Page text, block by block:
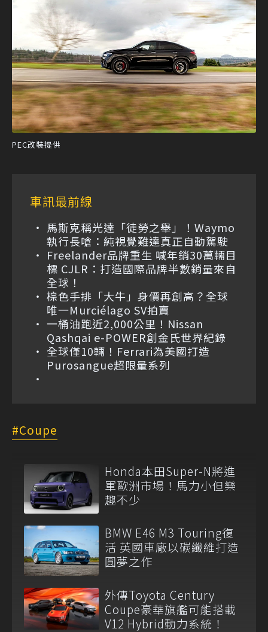
PEC改裝提供
車訊最前線
馬斯克稱光達「徒勞之舉」！Waymo
執行長嗆：純視覺難達真正自動駕駛
Freelander品牌重生 喊年銷30萬輛目
標 CJLR：打造國際品牌半數銷量來自
全球！
棕色手排「大牛」身價再創高？全球
唯一Murciélago SV拍賣
一桶油跑近2,000公里！Nissan
Qashqai e-POWER創金氏世界紀錄
全球僅10輛！Ferrari為美國打造
Purosangue超限量系列
Coupe
Honda本田Super-N將進
軍歐洲市場！馬力小但樂
趣不少
BMW E46 M3 Touring復
活 英國車廠以碳纖維打造
圓夢之作
外傳Toyota Century
Coupe豪華旗艦可能搭載
V12 Hybrid動力系統！